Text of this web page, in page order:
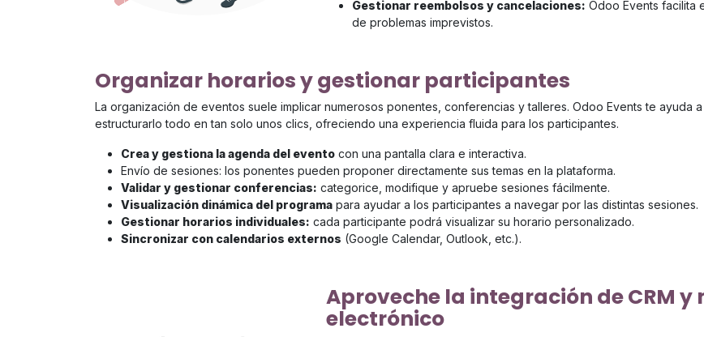
Gestionar reembolsos y cancelaciones: Odoo Events facilita
de problemas imprevistos.
Organizar horarios y gestionar participantes
La organización de eventos suele implicar numerosos ponentes, conferencias y talleres. Odoo Events te ayuda a
estructurarlo todo en tan solo unos clics, ofreciendo una experiencia fluida para los participantes.
Crea y gestiona la agenda del evento con una pantalla clara e interactiva.
Envío de sesiones: los ponentes pueden proponer directamente sus temas en la plataforma.
Validar y gestionar conferencias: categorice, modifique y apruebe sesiones fácilmente.
Visualización dinámica del programa para ayudar a los participantes a navegar por las distintas sesiones.
Gestionar horarios individuales: cada participante podrá visualizar su horario personalizado.
Sincronizar con calendarios externos (Google Calendar, Outlook, etc.).
Aproveche la integración de CRM
electrónico